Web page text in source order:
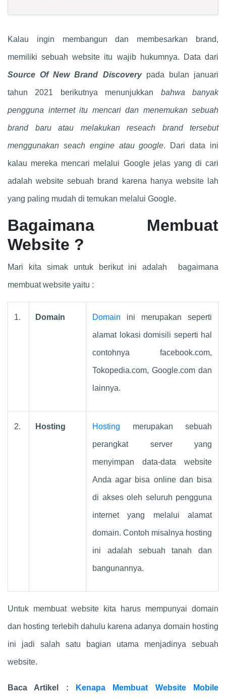
Kalau ingin membangun dan membesarkan brand,
memiliki sebuah website itu wajib hukumnya. Data dari
Source Of New Brand Discoverypada bulan januari
tahun 2021 berikutnya menunjukkan bahwa banyak
pengguna internet itu mencari dan menemukan sebuah
brand baru atau melakukan reseach brand tersebut
menggunakan seach engine atau google. Dari data ini
kalau mereka mencari melalui Google jelas yang di cari
adalah website sebuah brand karena hanya website lah
yang paling mudah di temukan melalui Google.
Bagaimana Membuat
Website ?
Mari kita simak untuk berikut ini adalah bagaimana
membuat website yaitu :
1. Domain Domain ini merupakan seperti
alamat lokasi domisili seperti hal
contohnya facebook.com,
Tokopedia.com, Google.com dan
lainnya.
2. Hosting Hosting merupakan sebuah
perangkat server yang
menyimpan data-data website
Anda agar bisa online dan bisa
di akses oleh seluruh pengguna
internet yang melalui alamat
domain. Contoh misalnya hosting
ini adalah sebuah tanah dan
bangunannya.
Untuk membuat website kita harus mempunyai domain
dan hosting terlebih dahulu karena adanya domain hosting
ini jadi salah satu bagian utama menjadinya sebuah
website.
Baca Artikel : Kenapa Membuat Website Mobile